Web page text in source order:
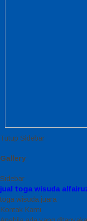
Tutup Sidebar
Gallery
Sidebar
jual toga wisuda
toga wisuda juara
Kontak Kami